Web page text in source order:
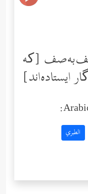
صف‌به‌صف [که
ایستاده‌اند]
الطبري